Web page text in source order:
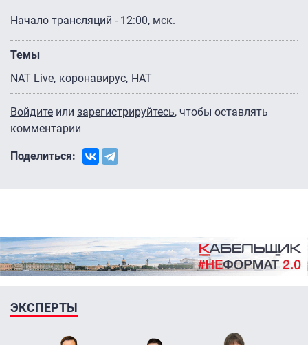
Начало трансляций - 12:00, мск.
Темы
NAT Live коронавирус НАТ
Войдите или зарегистрируйтесь, чтобы оставлять
комментарии
Поделиться:
ЭКСПЕРТЫ